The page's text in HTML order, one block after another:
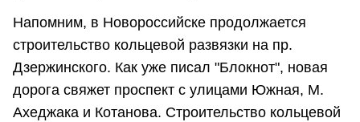
Напомним, в Новороссийске продолжается
строительство кольцевой развязки на пр.
Дзержинского. Как уже писал "Блокнот", новая
дорога свяжет проспект с улицами Южная, М.
Ахеджака и Котанова. Строительство кольцевой